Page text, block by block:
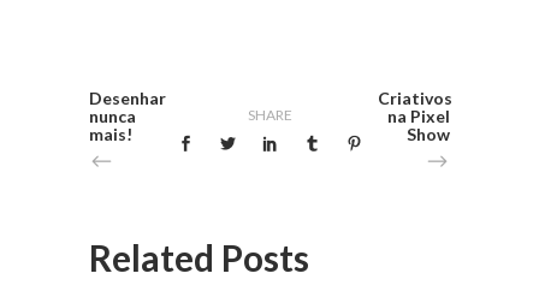
Desenhar
nunca
mais!
SHARE
Criativos
na Pixel
Show
Related Posts